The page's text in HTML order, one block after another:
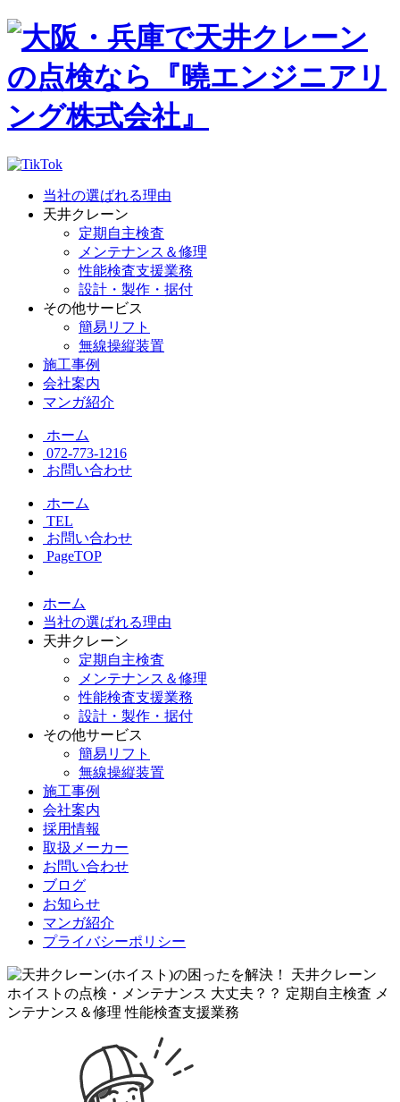
当社の選ばれる理由
天井クレーン
定期自主検査
メンテナンス＆修理
性能検査支援業務
設計・製作・据付
その他サービス
簡易リフト
無線操縦装置
施工事例
会社案内
マンガ紹介
ホーム
072-773-1216
お問い合わせ
ホーム
TEL
お問い合わせ
PageTOP
ホーム
当社の選ばれる理由
天井クレーン
定期自主検査
メンテナンス＆修理
性能検査支援業務
設計・製作・据付
その他サービス
簡易リフト
無線操縦装置
施工事例
会社案内
採用情報
取扱メーカー
お問い合わせ
ブログ
お知らせ
マンガ紹介
プライバシーポリシー